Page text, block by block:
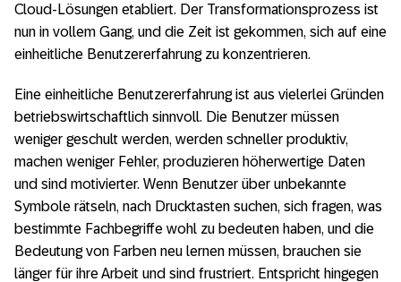
Cloud-Lösungen etabliert. Der Transformationsprozess ist
nun in vollem Gang, und die Zeit ist gekommen, sich auf eine
einheitliche Benutzererfahrung zu konzentrieren.
Eine einheitliche Benutzererfahrung ist aus vielerlei Gründen
betriebswirtschaftlich sinnvoll. Die Benutzer müssen
weniger geschult werden, werden schneller produktiv,
machen weniger Fehler, produzieren höherwertige Daten
und sind motivierter. Wenn Benutzer über unbekannte
Symbole rätseln, nach Drucktasten suchen, sich fragen, was
bestimmte Fachbegriffe wohl zu bedeuten haben, und die
Bedeutung von Farben neu lernen müssen, brauchen sie
länger für ihre Arbeit und sind frustriert. Entspricht hingegen